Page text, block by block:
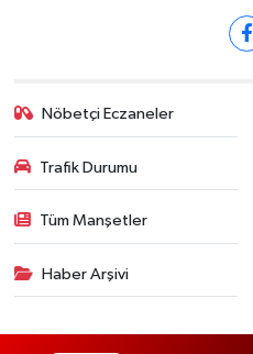
Nöbetçi Eczaneler
Trafik Durumu
Tüm Manşetler
Haber Arşivi